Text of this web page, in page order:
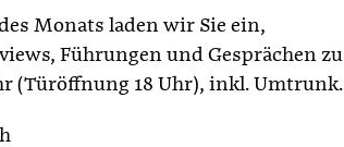
Monats laden wir Sie ein,
Führungen und Gesprächen zu
(Türöffnung 18 Uhr), inkl. Umtrunk.